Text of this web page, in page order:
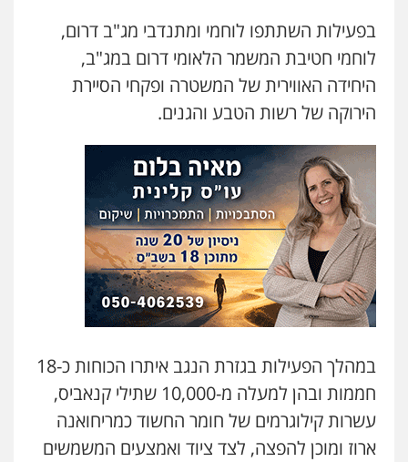
0549199449
עו"ד מוחמד רחאל
צווארון לבן
מעצרים וחקירות
בר ציון – אוזן משרד עורכי דין
פלילי עבירות תנועה תעבורה פשיעה
חמורה
0505258475
עו"ד מוחמד סביחאת
פלילי תעבורה פשיעה כלכלית
עו"ד אמיר נאטור
פלילי פשיעה חמורה צווארון לבן מעצרים
0543326767
בפעילות השתתפו לוחמי ומתנדבי מג"ב דרום,
לוחמי חטיבת המשמר הלאומי דרום במג"ב,
היחידה האווירית של המשטרה ופקחי הסיירת
הירוקה של רשות הטבע והגנים.
במהלך הפעילות בגזרת הנגב איתרו הכוחות כ-18
חממות ובהן למעלה מ-10,000 שתילי קנאביס,
עשרות קילוגרמים של חומר החשוד כמריחואנה
ארוז ומוכן להפצה, לצד ציוד ואמצעים המשמשים